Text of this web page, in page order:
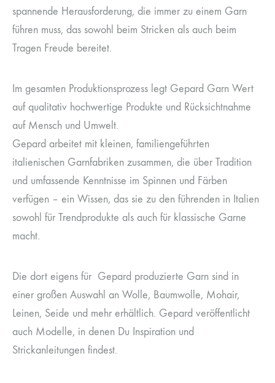
spannende Herausforderung, die immer zu einem Garn
führen muss, das sowohl beim Stricken als auch beim
Tragen Freude bereitet.
Im gesamten Produktionsprozess legt Gepard Garn Wert
auf qualitativ hochwertige Produkte und Rücksichtnahme
auf Mensch und Umwelt.
Gepard arbeitet mit kleinen, familiengeführten
italienischen Garnfabriken zusammen, die über Tradition
und umfassende Kenntnisse im Spinnen und Färben
verfügen – ein Wissen, das sie zu den führenden in Italien
sowohl für Trendprodukte als auch für klassische Garne
macht.
Die dort eigens für Gepard produzierte Garn sind in
einer großen Auswahl an Wolle, Baumwolle, Mohair,
Leinen, Seide und mehr erhältlich. Gepard veröffentlicht
auch Modelle, in denen Du Inspiration und
Strickanleitungen findest.